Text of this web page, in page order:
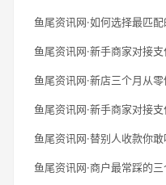
鱼尾资讯网·如何选择最匹
鱼尾资讯网·新手商家对接
鱼尾资讯网·新店三个月从
鱼尾资讯网·新手商家对接
鱼尾资讯网·替别人收款你
鱼尾资讯网·商户最常踩的